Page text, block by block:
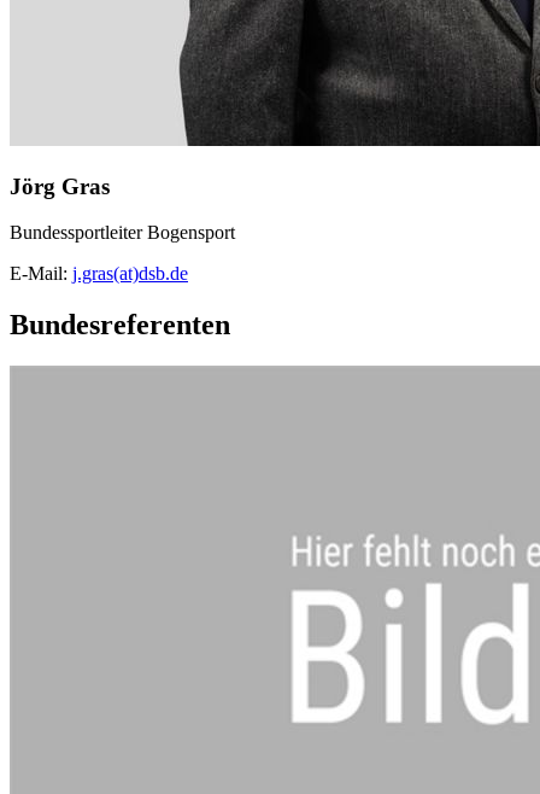
Jörg Gras
Bundessportleiter Bogensport
E-Mail: j.gras(at)dsb.de
Bundesreferenten